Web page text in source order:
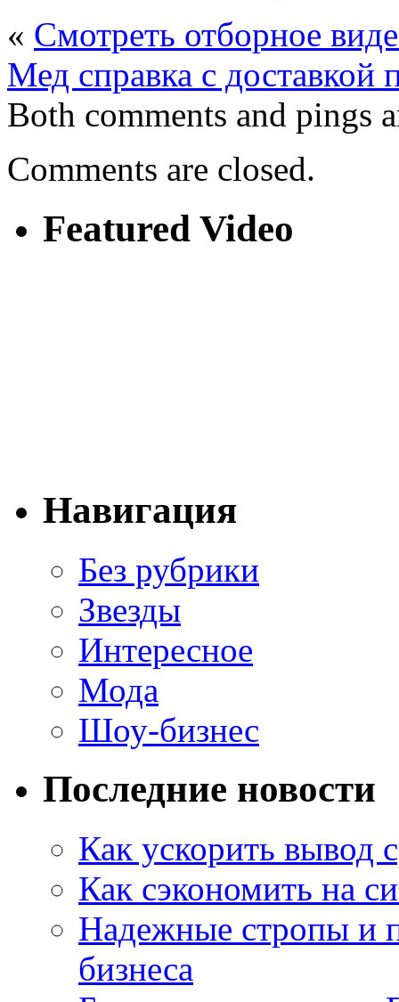
« Смотреть отборное
Мед справка с доставкой
Both comments and pings
Comments are closed.
Featured Video
Навигация
Без рубрики
Звезды
Интересное
Мода
Шоу-бизнес
Последние новости
Как ускорить вывод
Как сэкономить на
Надежные стропы и
бизнеса